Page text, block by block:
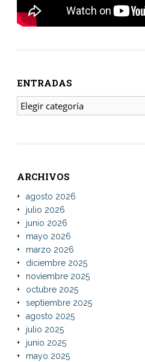
ENTRADAS
ENTRADAS
ARCHIVOS
agosto 2026
julio 2026
junio 2026
mayo 2026
marzo 2026
diciembre 2025
noviembre 2025
octubre 2025
septiembre 2025
agosto 2025
julio 2025
junio 2025
mayo 2025